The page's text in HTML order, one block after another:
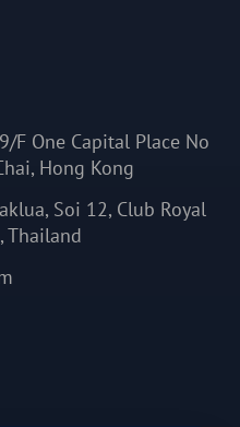
F One Capital Place No
Hong Kong
Soi 12, Club Royal
Thailand